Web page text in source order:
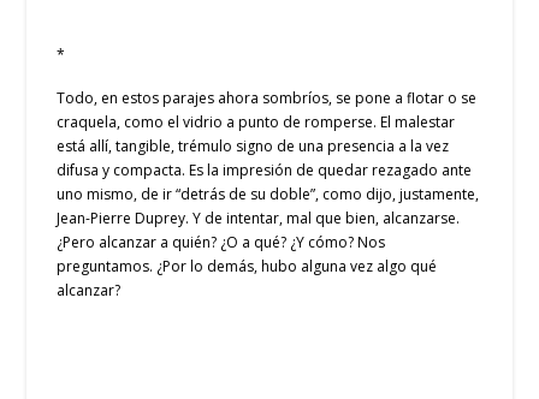
*
Todo, en estos parajes ahora sombríos, se pone a flotar o se
craquela, como el vidrio a punto de romperse. El malestar
está allí, tangible, trémulo signo de una presencia a la vez
difusa y compacta. Es la impresión de quedar rezagado ante
uno mismo, de ir “detrás de su doble”, como dijo, justamente,
Jean-Pierre Duprey. Y de intentar, mal que bien, alcanzarse.
¿Pero alcanzar a quién? ¿O a qué? ¿Y cómo? Nos
preguntamos. ¿Por lo demás, hubo alguna vez algo qué
alcanzar?